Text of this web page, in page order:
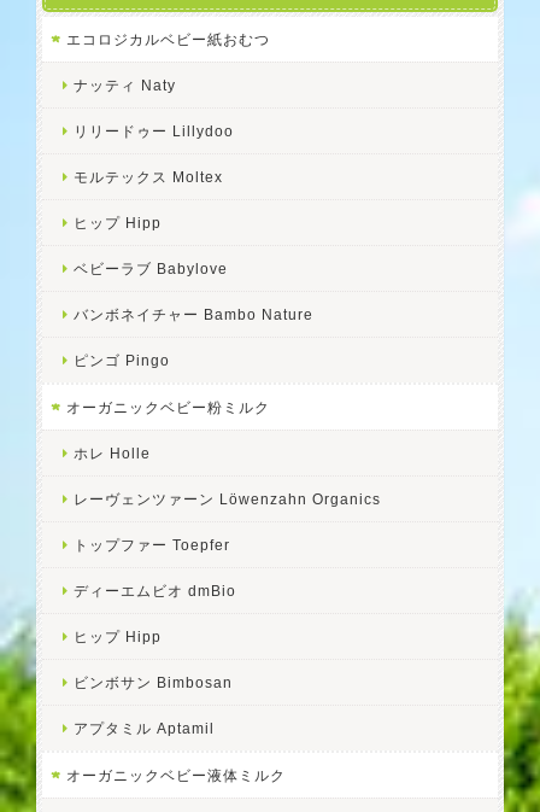
エコロジカルベビー紙おむつ
ナッティ Naty
リリードゥー Lillydoo
モルテックス Moltex
ヒップ Hipp
ベビーラブ Babylove
バンボネイチャー Bambo Nature
ピンゴ Pingo
オーガニックベビー粉ミルク
ホレ Holle
レーヴェンツァーン Löwenzahn Organics
トップファー Toepfer
ディーエムビオ dmBio
ヒップ Hipp
ビンボサン Bimbosan
アプタミル Aptamil
オーガニックベビー液体ミルク